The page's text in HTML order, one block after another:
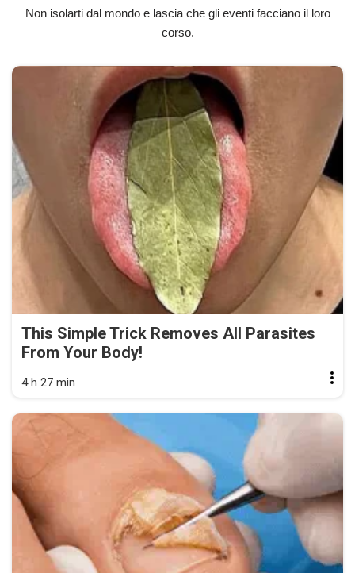
Non isolarti dal mondo e lascia che gli eventi facciano il loro
corso.
This Simple Trick Removes All Parasites
From Your Body!
4 h 27 min